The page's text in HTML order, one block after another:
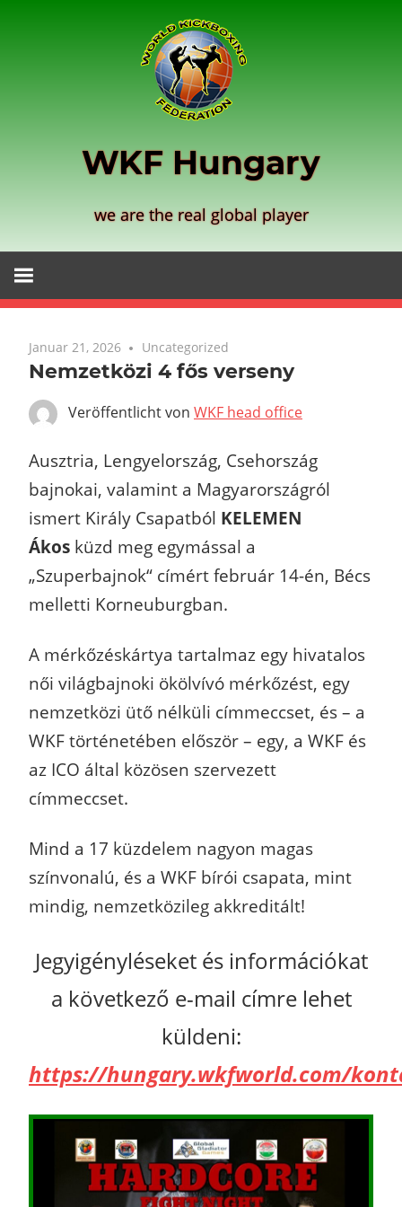
WKF Hungary
we are the real global player
Januar 21, 2026 Uncategorized
Nemzetközi 4 fős verseny
Veröffentlicht von WKF head office
Ausztria, Lengyelország, Csehország
bajnokai, valamint a Magyarországról
ismert Király Csapatból KELEMEN
Ákos küzd meg egymással a
„Szuperbajnok“ címért február 14-én, Bécs
melletti Korneuburgban.
A mérkőzéskártya tartalmaz egy hivatalos
női világbajnoki ökölvívó mérkőzést, egy
nemzetközi ütő nélküli címmeccset, és – a
WKF történetében először – egy, a WKF és
az ICO által közösen szervezett
címmeccset.
Mind a 17 küzdelem nagyon magas
színvonalú, és a WKF bírói csapata, mint
mindig, nemzetközileg akkreditált!
Jegyigényléseket és információkat
a következő e-mail címre lehet
küldeni:
https://hungary.wkfworld.com/